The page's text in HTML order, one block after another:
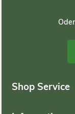
Shop Service